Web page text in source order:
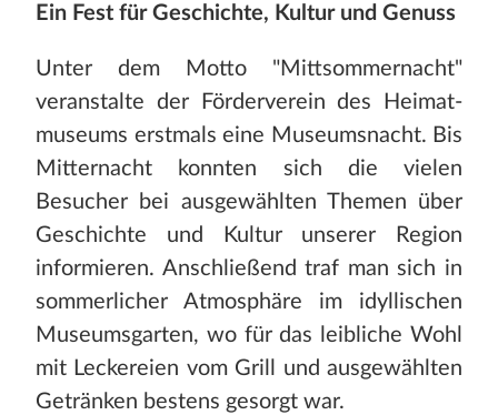
Ein Fest für Geschichte, Kultur und Genuss
Unter dem Motto "Mittsommernacht"
veranstalte der Förderverein des Heimat-
museums erstmals eine Museumsnacht. Bis
Mitternacht konnten sich die vielen
Besucher bei ausgewählten Themen über
Geschichte und Kultur unserer Region
informieren. Anschließend traf man sich in
sommerlicher Atmosphäre im idyllischen
Museumsgarten, wo für das leibliche Wohl
mit Leckereien vom Grill und ausgewählten
Getränken bestens gesorgt war.